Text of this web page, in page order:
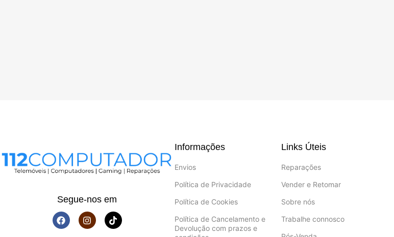
Segue-nos em
Informações
Envios
Política de Privacidade
Política de Cookies
Política de Cancelamento e
Devolução com prazos e
Links Úteis
Reparações
Vender e Retomar
Sobre nós
Trabalhe connosco